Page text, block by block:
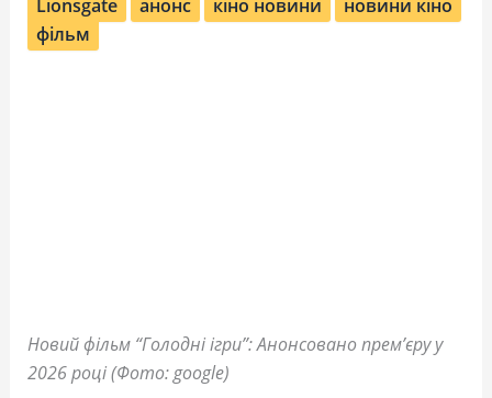
Lionsgate анонс кіно новини
новини кіно
фільм
Новий фільм “Голодні ігри”: Анонсовано прем’єру у
2026 році (Фото: google)